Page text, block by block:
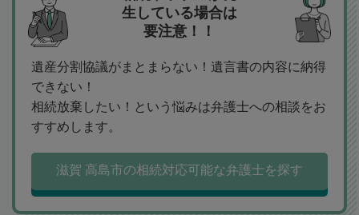
生している場合は
要注意！！
遺産分割協議がまとまらない！遺言書の内容に納得
できない！
相続放棄したい！という悩みは弁護士への相談をお
すすめします。
滋賀 高島市の相続対応可能な弁護士を探す